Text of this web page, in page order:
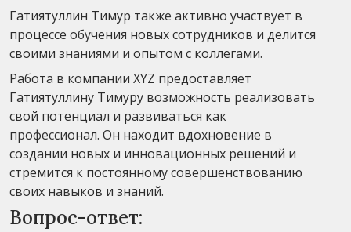
Гатиятуллин Тимур также активно участвует в
процессе обучения новых сотрудников и делится
своими знаниями и опытом с коллегами.
Работа в компании XYZ предоставляет
Гатиятуллину Тимуру возможность реализовать
свой потенциал и развиваться как
профессионал. Он находит вдохновение в
создании новых и инновационных решений и
стремится к постоянному совершенствованию
своих навыков и знаний.
Вопрос-ответ: